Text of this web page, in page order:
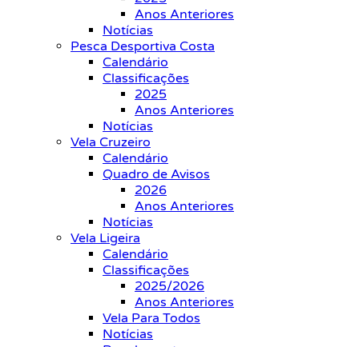
Anos Anteriores
Notícias
Pesca Desportiva Costa
Calendário
Classificações
2025
Anos Anteriores
Notícias
Vela Cruzeiro
Calendário
Quadro de Avisos
2026
Anos Anteriores
Notícias
Vela Ligeira
Calendário
Classificações
2025/2026
Anos Anteriores
Vela Para Todos
Notícias